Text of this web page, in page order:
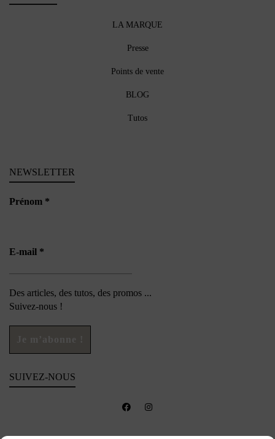
LA MARQUE
Presse
Points de vente
BLOG
Tutos
NEWSLETTER
Prénom *
E-mail *
Des articles, des tutos, des promos ...
Suivez-nous !
SUIVEZ-NOUS